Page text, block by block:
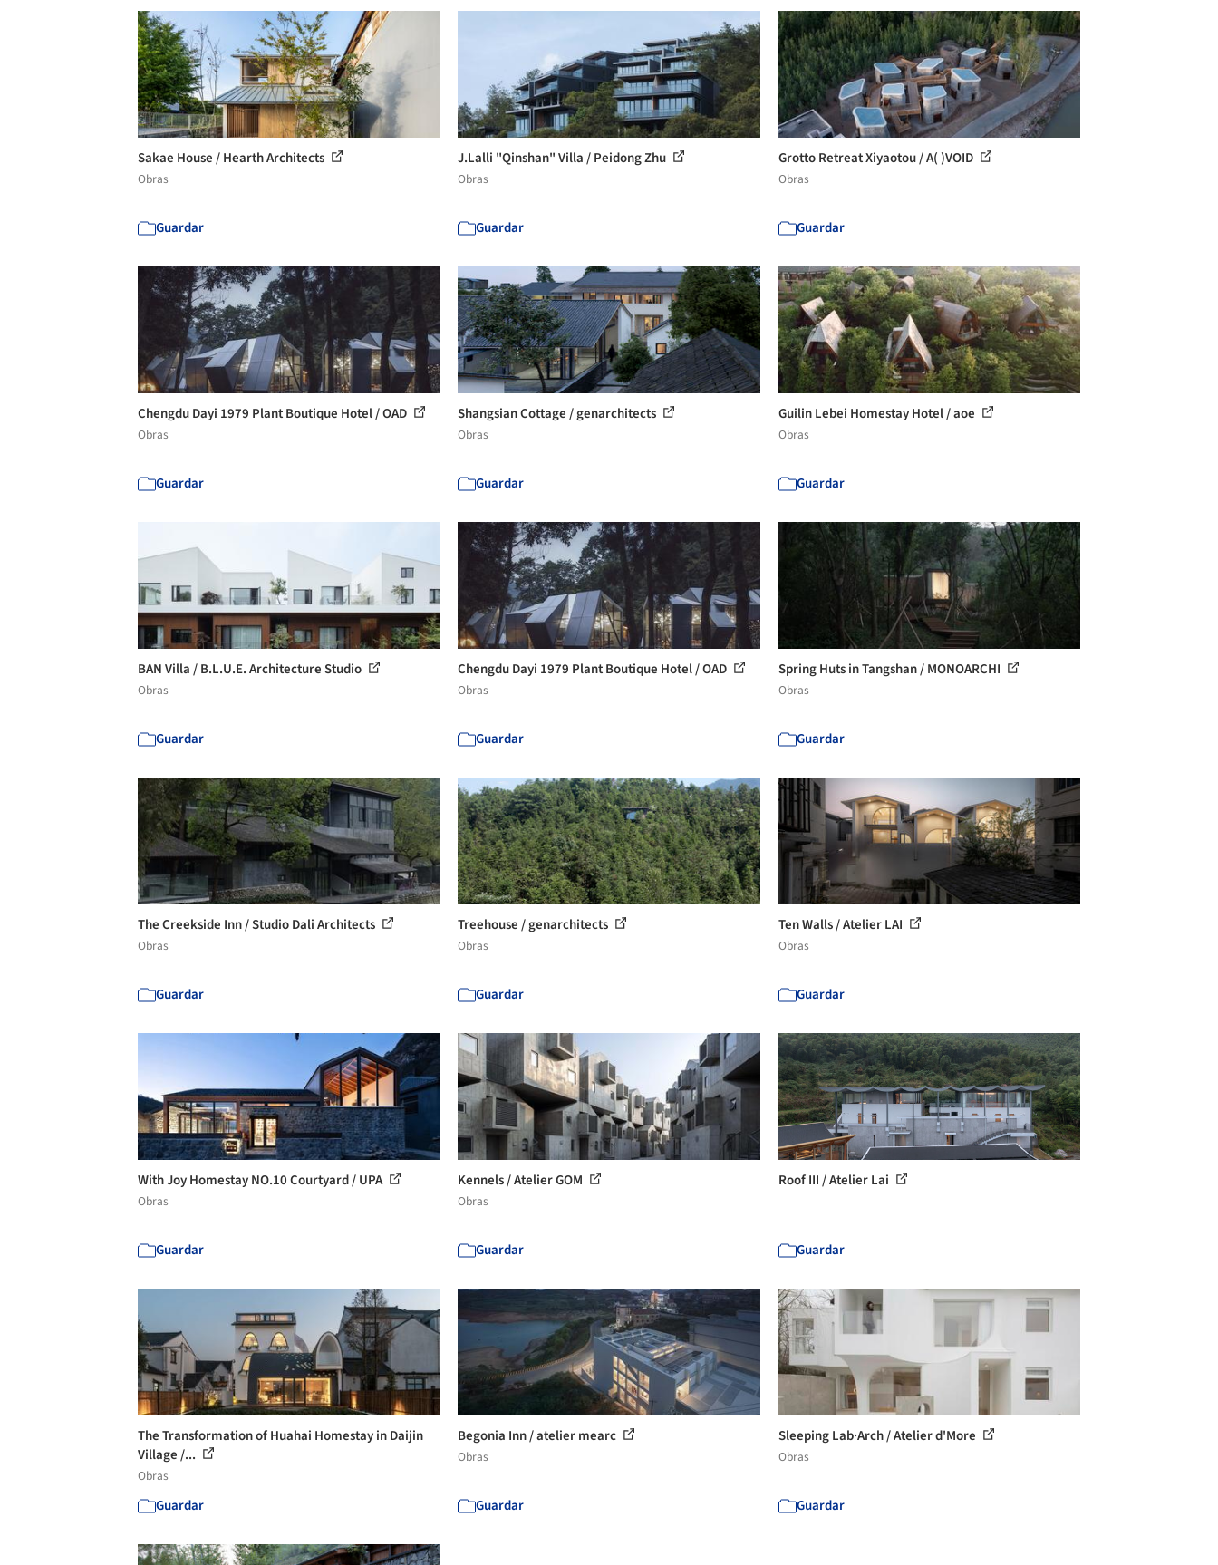
Sakae House / Hearth Architects
Obras
Guardar
J.Lalli "Qinshan" Villa / Peidong Zhu
Obras
Guardar
Grotto Retreat Xiyaotou / A( )VOID
Obras
Guardar
Chengdu Dayi 1979 Plant Boutique Hotel / OAD
Obras
Guardar
Shangsian Cottage / genarchitects
Obras
Guardar
Guilin Lebei Homestay Hotel / aoe
Obras
Guardar
BAN Villa / B.L.U.E. Architecture Studio
Obras
Guardar
Chengdu Dayi 1979 Plant Boutique Hotel / OAD
Obras
Guardar
Spring Huts in Tangshan / MONOARCHI
Obras
Guardar
The Creekside Inn / Studio Dali Architects
Obras
Guardar
Treehouse / genarchitects
Obras
Guardar
Ten Walls / Atelier LAI
Obras
Guardar
With Joy Homestay NO.10 Courtyard / UPA
Obras
Guardar
Kennels / Atelier GOM
Obras
Guardar
Roof III / Atelier Lai
Guardar
The Transformation of Huahai Homestay in Daijin
Village /...
Obras
Guardar
Begonia Inn / atelier mearc
Obras
Guardar
Sleeping Lab·Arch / Atelier d'More
Obras
Guardar